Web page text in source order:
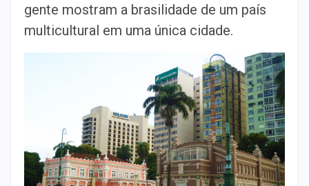
gente mostram a brasilidade de um país
multicultural em uma única cidade.